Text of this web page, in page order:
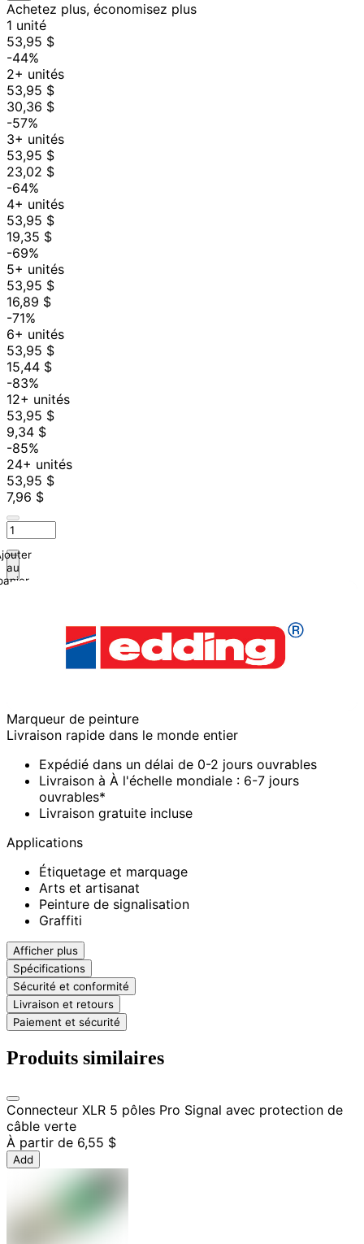
Achetez plus, économisez plus
1 unité
53,95 $
-44%
2+ unités
53,95 $
30,36 $
-57%
3+ unités
53,95 $
23,02 $
-64%
4+ unités
53,95 $
19,35 $
-69%
5+ unités
53,95 $
16,89 $
-71%
6+ unités
53,95 $
15,44 $
-83%
12+ unités
53,95 $
9,34 $
-85%
24+ unités
53,95 $
7,96 $
au
Marqueur de peinture
Livraison rapide dans le monde entier
Expédié dans un délai de 0-2 jours ouvrables
Livraison à À l'échelle mondiale : 6-7 jours
ouvrables*
Livraison gratuite incluse
Applications
Étiquetage et marquage
Arts et artisanat
Peinture de signalisation
Graffiti
Afficher plus
Spécifications
Sécurité et conformité
Livraison et retours
Paiement et sécurité
Produits similaires
Connecteur XLR 5 pôles Pro Signal avec protection de
câble verte
À partir de 6,55 $
Add